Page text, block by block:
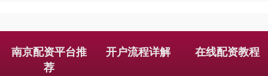
南京配资平台推
荐
开户流程详解 在线配资教程